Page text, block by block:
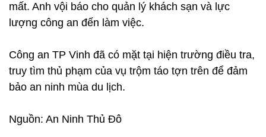
mất. Anh vội báo cho quản lý khách sạn và lực
lượng công an đến làm việc.
Công an TP Vinh đã có mặt tại hiện trường điều tra,
truy tìm thủ phạm của vụ trộm táo tợn trên để đảm
bảo an ninh mùa du lịch.
Nguồn: An Ninh Thủ Đô